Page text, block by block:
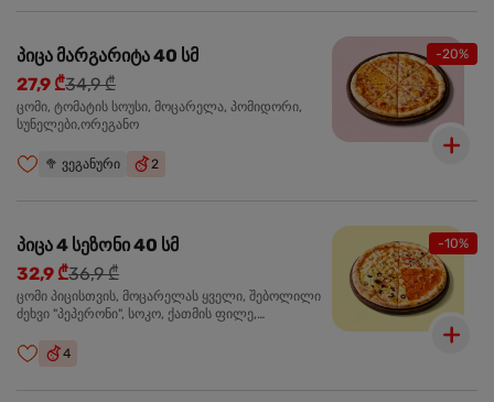
-20%
პიცა მარგარიტა 40 სმ
27,9 ₾34,9 ₾
ცომი, ტომატის სოუსი, მოცარელა, პომიდორი,
სუნელები,ორეგანო
🥦 ვეგანური 2
-10%
პიცა 4 სეზონი 40 სმ
32,9 ₾36,9 ₾
ცომი პიცისთვის, მოცარელას ყველი, შებოლილი
ძეხვი "პეპერონი", სოკო, ქათმის ფილე,
4